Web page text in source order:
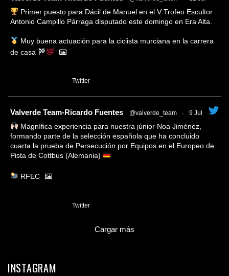
Primer puesto para Dácil de Manuel en el V Trofeo Escultor
Antonio Campillo Párraga disputado este domingo en Era Alta.
Muy buena actuación para la ciclista murciana en la carrera
de casa
Twitter
Valverde Team-Ricardo Fuentes @valverde_team · 9 Jul
Magnífica experiencia para nuestra júnior Noa Jiménez,
formando parte de la selección española que ha concluido
cuarta la prueba de Persecución por Equipos en el Europeo de
Pista de Cottbus (Alemania)
RFEC
Twitter
Cargar más
INSTAGRAM